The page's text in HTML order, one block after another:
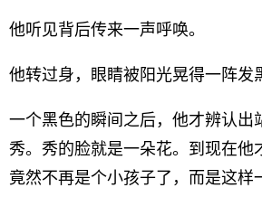
他听见背后传来一声呼唤。
他转过身，眼睛被阳光晃得一阵发
一个黑色的瞬间之后，他才辨认出
秀。秀的脸就是一朵花。到现在他
竟然不再是个小孩子了，而是这样